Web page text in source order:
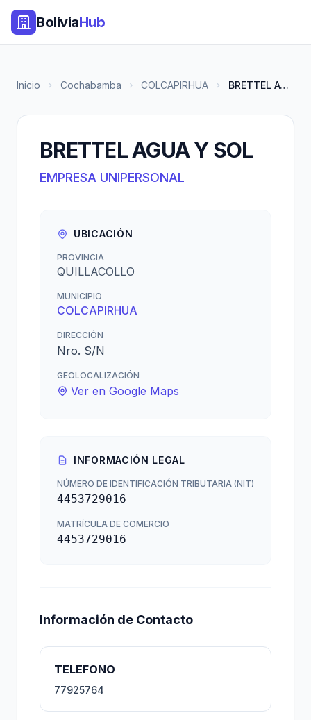
BoliviaHub
Inicio Cochabamba COLCAPIRHUA BRETTEL AGUA Y SOL
BRETTEL AGUA Y SOL
EMPRESA UNIPERSONAL
UBICACIÓN
PROVINCIA
QUILLACOLLO
MUNICIPIO
COLCAPIRHUA
DIRECCIÓN
Nro. S/N
GEOLOCALIZACIÓN
Ver en Google Maps
INFORMACIÓN LEGAL
NÚMERO DE IDENTIFICACIÓN TRIBUTARIA (NIT)
4453729016
MATRÍCULA DE COMERCIO
4453729016
Información de Contacto
TELEFONO
77925764